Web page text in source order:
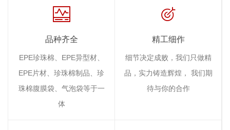
品种齐全
EPE珍珠棉、EPE异型材、
EPE片材、珍珠棉制品、珍
珠棉腹膜袋、气泡袋等于一
体
精工细作
细节决定成败，我们只做精
品，实力铸造辉煌， 我们期
待与你的合作